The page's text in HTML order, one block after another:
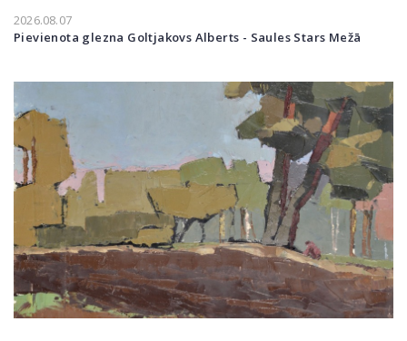
2026.08.07
Pievienota glezna Goltjakovs Alberts - Saules Stars Mežā